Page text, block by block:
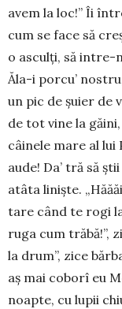
avem la loc!” Îi
cum se face să
o asculți, să intre-
Ăla-i porcu’
un pic de șuier de
de tot vine la
câinele mare al lui
aude! Da’ tră să
atâta liniște.
tare când te rogi
ruga cum tră­bă!”,
la drum”, zice
aș mai co­borî eu
noapte, cu lupii